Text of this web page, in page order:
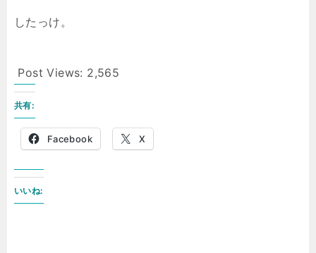
したっけ。
Post Views: 2,565
共有:
Facebook X
いいね: